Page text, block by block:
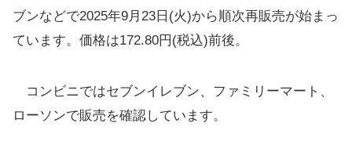
ブンなどで2025年9月23日(火)から順次再販売が始まっ
ています。価格は172.80円(税込)前後。
コンビニではセブンイレブン、ファミリーマート、
ローソンで販売を確認しています。